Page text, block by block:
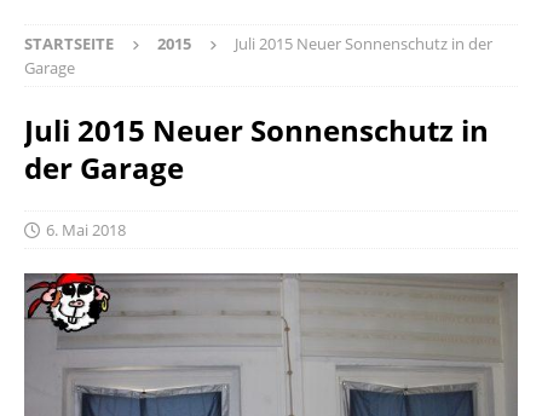
STARTSEITE 2015
Juli 2015 Neuer Sonnenschutz in der
Garage
Juli 2015 Neuer Sonnenschutz in
der Garage
6. Mai 2018